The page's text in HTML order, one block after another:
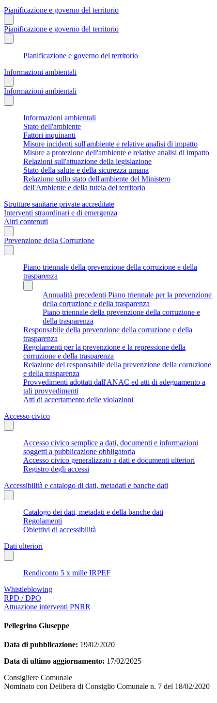
Pianificazione e governo del territorio
Pianificazione e governo del territorio
Pianificazione e governo del territorio
Informazioni ambientali
Informazioni ambientali
Informazioni ambientali
Stato dell'ambiente
Fattori inquinanti
Misure incidenti sull'ambiente e relative analisi di impatto
Misure a protezione dell'ambiente e relative analisi di impatto
Relazioni sull'attuazione della legislazione
Stato della salute e della sicurezza umana
Relazione sullo stato dell'ambiente del Ministero
dell'Ambiente e della tutela del territorio
Strutture sanitarie private accreditate
Interventi straordinari e di emergenza
Altri contenuti
Prevenzione della Corruzione
Piano triennale della prevenzione della corruzione e della
trasparenza
Annualità precedenti Piano triennale per la prevenzione
della corruzione e della trasparenza
Piano triennale della prevenzione della corruzione e
della trasparenza
Responsabile della prevenzione della corruzione e della
trasparenza
Regolamenti per la prevenzione e la repressione della
corruzione e della trasparenza
Relazione del responsabile della prevenzione della corruzione
e della trasparenza
Provvedimenti adottati dall'ANAC ed atti di adeguamento a
tali provvedimenti
Atti di accertamento delle violazioni
Accesso civico
Accesso civico semplice a dati, documenti e informazioni
soggetti a pubblicazione obbligatoria
Accesso civico generalizzato a dati e documenti ulteriori
Registro degli accessi
Accessibilità e catalogo di dati, metadati e banche dati
Catalogo dei dati, metadati e della banche dati
Regolamenti
Obiettivi di accessibilità
Dati ulteriori
Rendiconto 5 x mille IRPEF
Whistleblowing
RPD / DPO
Attuazione interventi PNRR
Pellegrino Giuseppe
Data di pubblicazione: 19/02/2020
Data di ultimo aggiornamento: 17/02/2025
Consigliere Comunale
Nominato con Delibera di Consiglio Comunale n. 7 del 18/02/2020